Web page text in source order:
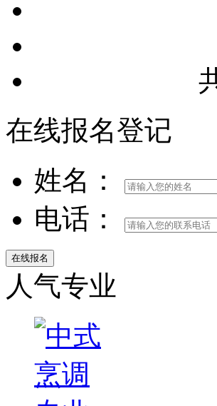
在线报名登记
姓名：
电话：
人气专业